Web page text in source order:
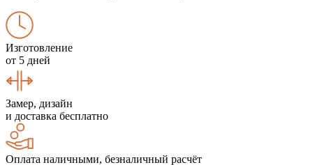
Изготовление
от 5 дней
Замер, дизайн
и доставка бесплатно
Оплата наличными, безналичный расчёт